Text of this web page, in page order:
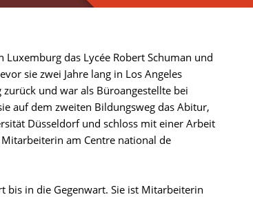
das Lycée Robert Schuman und
sie zwei Jahre lang in Los Angeles
und war als Büroangestellte bei
auf dem zweiten Bildungsweg das Abitur,
Düsseldorf und schloss mit einer Arbeit
am Centre national de
bis in die Gegenwart. Sie ist Mitarbeiterin